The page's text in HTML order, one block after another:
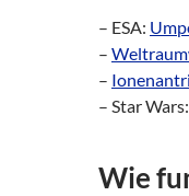
– ESA:
–
–
– Star
Wie